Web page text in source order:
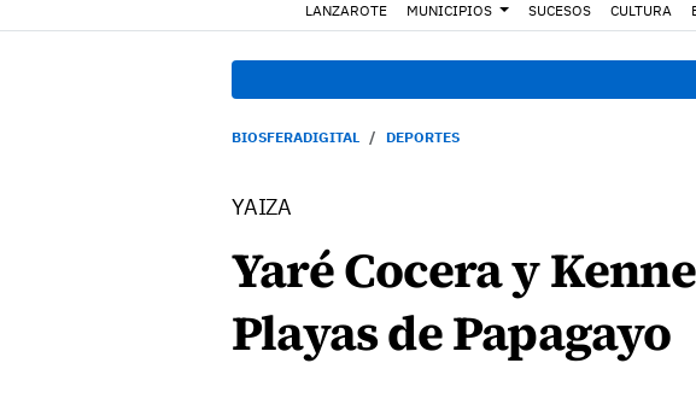
LANZAROTE MUNICIPIOS SUCESOS CULTURA
BIOSFERADIGITAL DEPORTES
YAIZA
Yaré Cocera y
Playas de Papagayo